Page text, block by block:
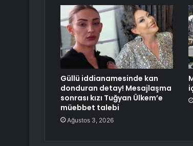
Güllü iddianamesinde kan
donduran detay! Mesajlaşma
sonrası kızı Tuğyan Ülkem’e
müebbet talebi
Ağustos 3, 2026